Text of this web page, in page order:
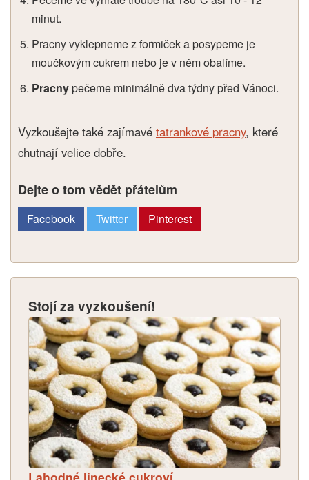
minut.
Pracny vyklepneme z formiček a posypeme je
moučkovým cukrem nebo je v něm obalíme.
Pracnypečeme minimálně dva týdny před Vánoci.
Vyzkoušejte také zajímavé tatrankové pracny, které
chutnají velice dobře.
Dejte o tom vědět přátelům
Facebook Twitter Pinterest
Stojí za vyzkoušení!